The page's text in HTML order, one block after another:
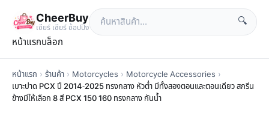
CheerBuy
เซียร์ เซียร์ ช้อปปิ้ง
🔍
หน้าแรกบล็อก
หน้าแรก › ร้านค้า › Motorcycles › Motorcycle Accessories ›
เบาะปาด PCX ปี 2014-2025 ทรงกลาง หัวต่ำ มีทั้งสองตอนและตอนเดียว สกรีน
ข้างมีให้เลือก 8 สี PCX 150 160 ทรงกลาง กันน้ำ